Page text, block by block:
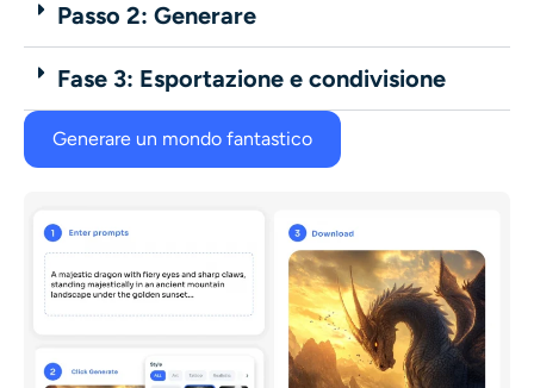
Passo 2: Generare
Fase 3: Esportazione e condivisione
Generare un mondo fantastico